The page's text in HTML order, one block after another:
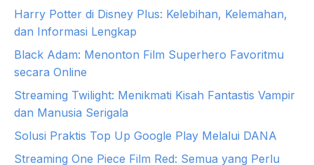
Harry Potter di Disney Plus: Kelebihan, Kelemahan,
dan Informasi Lengkap
Black Adam: Menonton Film Superhero Favoritmu
secara Online
Streaming Twilight: Menikmati Kisah Fantastis Vampir
dan Manusia Serigala
Solusi Praktis Top Up Google Play Melalui DANA
Streaming One Piece Film Red: Semua yang Perlu